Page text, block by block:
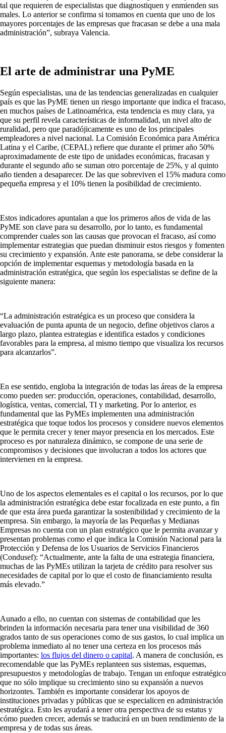
tal que requieren de especialistas que diagnostiquen y enmienden sus
males. Lo anterior se confirma si tomamos en cuenta que uno de los
mayores porcentajes de las empresas que fracasan se debe a una mala
administración”, subraya Valencia.
El arte de administrar una PyME
Según especialistas, una de las tendencias generalizadas en cualquier
país es que las PyME tienen un riesgo importante que indica el fracaso,
en muchos países de Latinoamérica, esta tendencia es muy clara, ya
que su perfil revela características de informalidad, un nivel alto de
ruralidad, pero que paradójicamente es uno de los principales
empleadores a nivel nacional. La Comisión Económica para América
Latina y el Caribe, (CEPAL) refiere que durante el primer año 50%
aproximadamente de este tipo de unidades económicas, fracasan y
durante el segundo año se suman otro porcentaje de 25%, y al quinto
año tienden a desaparecer. De las que sobreviven el 15% madura como
pequeña empresa y el 10% tienen la posibilidad de crecimiento.
Estos indicadores apuntalan a que los primeros años de vida de las
PyME son clave para su desarrollo, por lo tanto, es fundamental
comprender cuales son las causas que provocan el fracaso, así como
implementar estrategias que puedan disminuir estos riesgos y fomenten
su crecimiento y expansión. Ante este panorama, se debe considerar la
opción de implementar esquemas y metodología basada en la
administración estratégica, que según los especialistas se define de la
siguiente manera:
“La administración estratégica es un proceso que considera la
evaluación de punta apunta de un negocio, define objetivos claros a
largo plazo, plantea estrategias e identifica estados y condiciones
favorables para la empresa, al mismo tiempo que visualiza los recursos
para alcanzarlos”.
En ese sentido, engloba la integración de todas las áreas de la empresa
como pueden ser: producción, operaciones, contabilidad, desarrollo,
logística, ventas, comercial, TI y marketing. Por lo anterior, es
fundamental que las PyMEs implementen una administración
estratégica que toque todos los procesos y considere nuevos elementos
que le permita crecer y tener mayor presencia en los mercados. Este
proceso es por naturaleza dinámico, se compone de una serie de
compromisos y decisiones que involucran a todos los actores que
intervienen en la empresa.
Uno de los aspectos elementales es el capital o los recursos, por lo que
la administración estratégica debe estar focalizada en este punto, a fin
de que esta área pueda garantizar la sostenibilidad y crecimiento de la
empresa. Sin embargo, la mayoría de las Pequeñas y Medianas
Empresas no cuenta con un plan estratégico que le permita avanzar y
presentan problemas como el que indica la Comisión Nacional para la
Protección y Defensa de los Usuarios de Servicios Financieros
(Condusef): “Actualmente, ante la falta de una estrategia financiera,
muchas de las PyMEs utilizan la tarjeta de crédito para resolver sus
necesidades de capital por lo que el costo de financiamiento resulta
más elevado.”
Aunado a ello, no cuentan con sistemas de contabilidad que les
brinden la información necesaria para tener una visibilidad de 360
grados tanto de sus operaciones como de sus gastos, lo cual implica un
problema inmediato al no tener una certeza en los procesos más
importantes: los flujos del dinero o capital. A manera de conclusión, es
recomendable que las PyMEs replanteen sus sistemas, esquemas,
presupuestos y metodologías de trabajo. Tengan un enfoque estratégico
que no sólo implique su crecimiento sino su expansión a nuevos
horizontes. También es importante considerar los apoyos de
instituciones privadas y públicas que se especialicen en administración
estratégica. Esto les ayudará a tener otra perspectiva de su estatus y
cómo pueden crecer, además se traducirá en un buen rendimiento de la
empresa y de todas sus áreas.